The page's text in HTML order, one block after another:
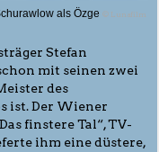
als Özge © Lunafilm
Stefan
mit seinen zwei
des
ist. Der Wiener
finstere Tal“, TV-
ihm eine düstere,